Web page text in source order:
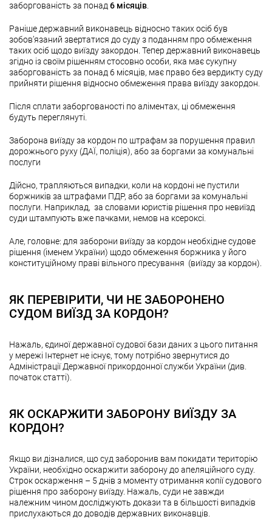
заборгованість за понад 6 місяців
Раніше державний виконавець відносно таких осіб був
зобов’язаний звертатися до суду з поданням про обмеження
таких осіб щодо виїзду закордон. Тепер державний виконавець
згідно із своїм рішенням стосовно особи, яка має сукупну
заборгованість за понад 6 місяців, має право без вердикту суду
прийняти рішення відносно обмеження права виїзду закордон.
Після сплати заборгованості по аліментах, ці обмеження
будуть переглянуті.
Заборона виїзду за кордон по штрафам за порушення правил
дорожнього руху (ДАЇ, поліція), або за боргами за комунальні
послуги
Дійсно, трапляються випадки, коли на кордоні не пустили
боржників за штрафами ПДР, або за боргами за комунальні
послуги. Наприклад, за словами юристів рішення про невиїзд
суди штампують вже пачками, немов на ксероксі.
Але, головне: для заборони виїзду за кордон необхідне судове
рішення (іменем України) щодо обмеження боржника у його
конституційному праві вільного пресування (виїзду за кордон).
ЯК ПЕРЕВІРИТИ, ЧИ НЕ ЗАБОРОНЕНО
СУДОМ ВИЇЗД ЗА КОРДОН?
Нажаль, єдиної державної судової бази даних з цього питання
у мережі Інтернет не існує, тому потрібно звернутися до
Адміністрації Державної прикордонної служби України (див.
початок статті).
ЯК ОСКАРЖИТИ ЗАБОРОНУ ВИЇЗДУ ЗА
КОРДОН?
Якщо ви дізналися, що суд заборонив вам покидати територію
України, необхідно оскаржити заборону до апеляційного суду.
Строк оскарження – 5 днів з моменту отримання копії судового
рішення про заборону виїзду. Нажаль, суди не завжди
належним чином досліджують докази та в більшості випадків
прислухаються до доводів державних виконавців.